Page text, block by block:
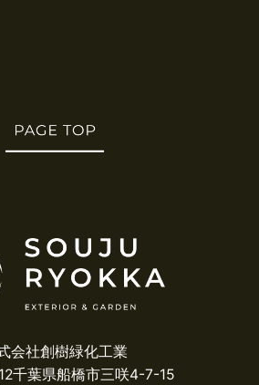
会社創樹緑化工業
千葉県船橋市三咲4-7-15